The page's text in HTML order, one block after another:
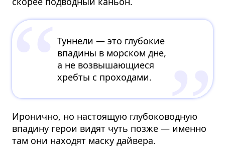
Туннели — это глубокие
впадины в морском дне,
а не возвышающиеся
хребты с проходами.
Иронично, но настоящую глубоководную
впадину герои видят чуть позже — именно
там они находят маску дайвера.